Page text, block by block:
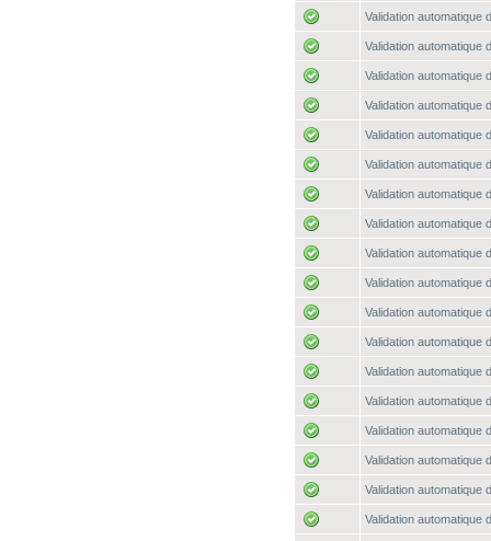
Validation automatique
Validation automatique
Validation automatique
Validation automatique
Validation automatique
Validation automatique
Validation automatique
Validation automatique
Validation automatique
Validation automatique
Validation automatique
Validation automatique
Validation automatique
Validation automatique
Validation automatique
Validation automatique
Validation automatique
Validation automatique